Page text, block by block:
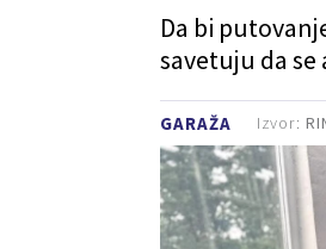
GARAŽA
Da bi
savetuju da
Izvor: